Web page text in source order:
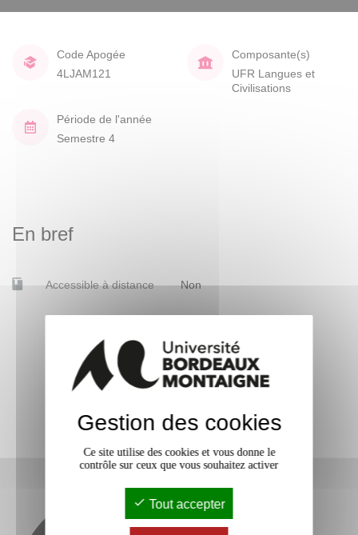
Code Apogée
4LJAM121
Composante(s)
UFR Langues et
Civilisations
Période de l'année
Semestre 4
En bref
Accessible à distance Non
Gestion des cookies
Ce site utilise des cookies et vous donne le
contrôle sur ceux que vous souhaitez activer
Tout accepter